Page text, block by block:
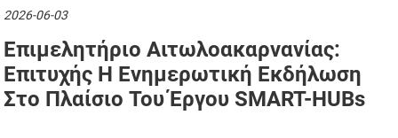
2026-06-03
Επιμελητήριο Αιτωλοακαρνανίας:
Επιτυχής Η Ενημερωτική Εκδήλωση
Στο Πλαίσιο Του Έργου SMART-HUBs